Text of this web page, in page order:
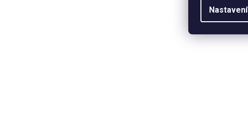
Nastavení